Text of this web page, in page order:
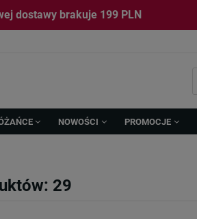
dostawy brakuje 199 PLN
NOWOŚCI PROMOCJE
29